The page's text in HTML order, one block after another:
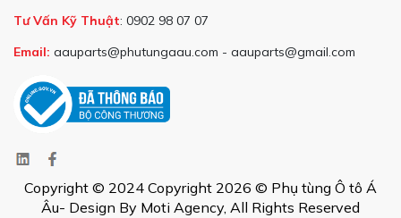
Tư Vấn Kỹ Thuật: 0902 98 07 07
Email: aauparts@phutungaau.com - aauparts@gmail.com
Copyright © 2024 Copyright 2026 © Phụ tùng Ô tô Á
Âu- Design By Moti Agency, All Rights Reserved